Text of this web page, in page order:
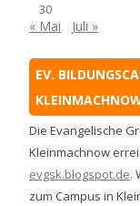
30
« Mai Juli »
EV.
Die Evangelische
Kleinmachnow
evgsk.blogspot.de.
zum Campus in